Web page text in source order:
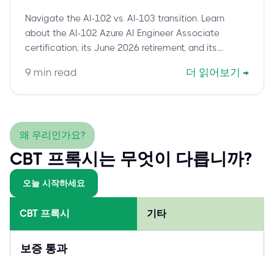
Navigate the AI-102 vs. AI-103 transition. Learn
about the AI-102 Azure AI Engineer Associate
certification, its June 2026 retirement, and its
path.
9 min read 더 읽어보기 →
왜 우리인가요?
CBT 프록시는 무엇이 다릅니까?
오늘 시작하세요
CBT 프록시 기타
보증 통과